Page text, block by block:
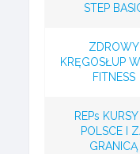
STEP
ZDROWY
KRĘGOSŁUP
FITNESS
REPs
POLSCE I
GRANICĄ